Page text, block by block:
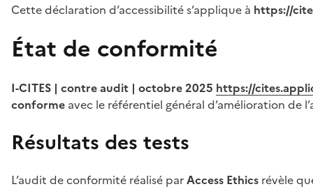
Cette déclaration d’accessibilité s’applique à https://
État de conformité
I-CITES | contre audit | octobre 2025 https://
conforme avec le référentiel général d’amélioration de
Résultats des tests
L’audit de conformité réalisé parAccess Ethics révèle